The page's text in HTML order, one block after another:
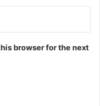
browser for the next